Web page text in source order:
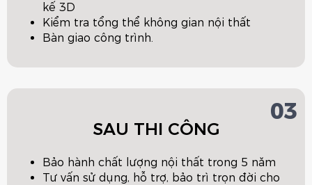
kế 3D
Kiểm tra tổng thể không gian nội thất
Bàn giao công trình.
03
SAU THI CÔNG
Bảo hành chất lượng nội thất trong 5 năm
Tư vấn sử dụng, hỗ trợ, bảo trì trọn đời cho